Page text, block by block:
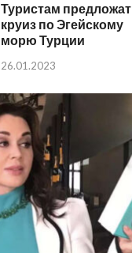
Туристам предложат
круиз по Эгейскому
морю Турции
26.01.2023